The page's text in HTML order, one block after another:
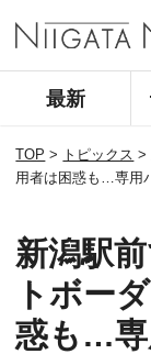
最新
TOP > トピックス >
用者は困惑も…専用
新潟駅
トボー
惑も…専